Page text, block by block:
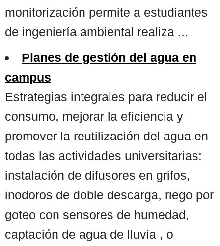
monitorización permite a estudiantes
de ingeniería ambiental realiza ...
Planes de gestión del agua en
campus
Estrategias integrales para reducir el
consumo, mejorar la eficiencia y
promover la reutilización del agua en
todas las actividades universitarias:
instalación de difusores en grifos,
inodoros de doble descarga, riego por
goteo con sensores de humedad,
captación de agua de lluvia , o